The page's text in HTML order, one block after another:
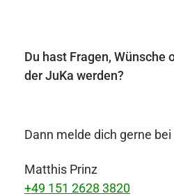
Du hast Fragen, Wünsche
der JuKa werden?
Dann melde dich gerne
Matthis Prinz
+49 151 2628 3820